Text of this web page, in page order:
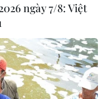
thiếu
Đông
liên
ngày 7/8: Việt